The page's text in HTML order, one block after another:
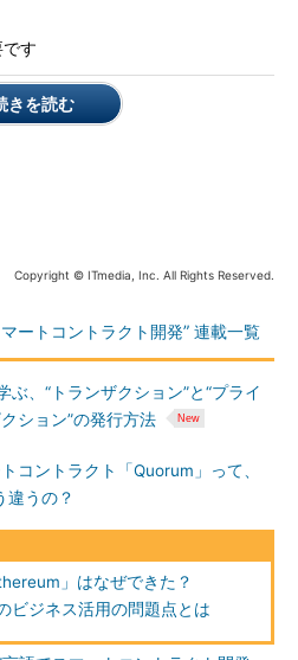
管理を行って、社員のみが自販機
ようにする方法があります。そう
品を購入できるのは、企業の管理下
能が必要だといえます。
を実装しておらず、ネットワー
参加可能なプラットフォームで
に参加すると、ピアノードとして
して機能し、他ノードからも認識
る参加者のノードで構築する「プ
ム型」では、「部外者」のノード参
以下の記述があります。
す
きを読む
Copyright © ITmedia, Inc. All Rights Reserved.
ートコントラクト開発” 連載一覧
ぶ、“トランザクション”と“プライ
ション”の発行方法
コントラクト「Quorum」って、
違うの？
」はなぜできた？
ビジネス活用の問題点とは